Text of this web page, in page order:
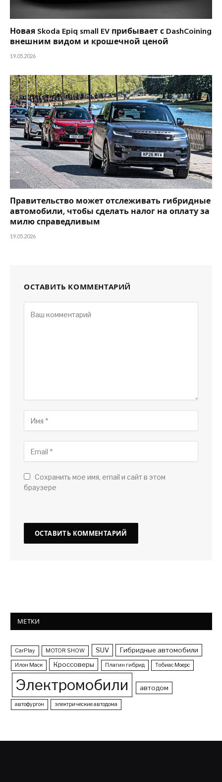
Новая Skoda Epiq small EV прибывает с DashCoining
внешним видом и крошечной ценой
19.05.2026
Правительство может отслеживать гибридные
автомобили, чтобы сделать налог на оплату за
милю справедливым
19.05.2026
ОСТАВИТЬ КОММЕНТАРИЙ
Сохранить мое имя, email и сайт в этом
браузере
МЕТКИ
CarPlay MOTOR SHOW SUV Гибридные автомобили
Илон Маск Кроссоверы Плагин гибрид Тобиас Моерс
Электромобили автодом
автофургон электрические автодома